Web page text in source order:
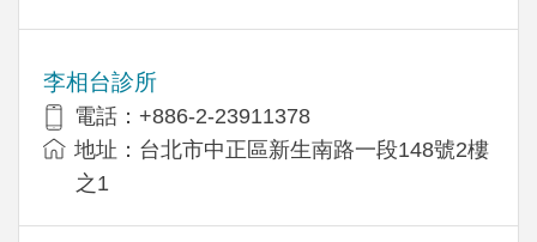
李相台診所
電話：+886-2-23911378
地址：台北市中正區新生南路一段148號2樓
之1